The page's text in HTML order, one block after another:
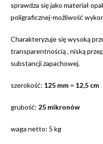
sprawdza się jako materiał
poligraficznej-możliwość
Charakteryzuje się wysoką
transparentnością , niską
substancji zapachowej.
szerokość: 125 mm = 12,5 cm
grubość: 25 mikronów
waga netto: 5 kg